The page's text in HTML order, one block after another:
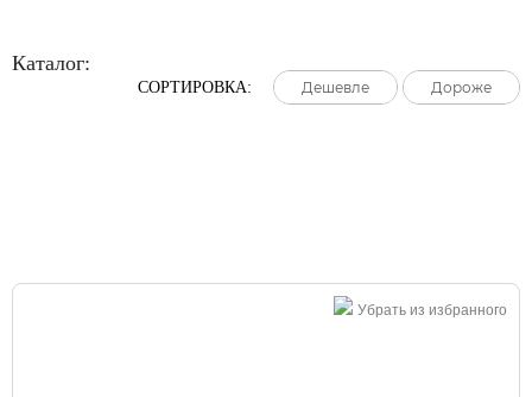
Каталог:
СОРТИРОВКА: Дешевле
Дешевле
Дешевле Дороже
Дороже
Дороже
Убрать из избранного